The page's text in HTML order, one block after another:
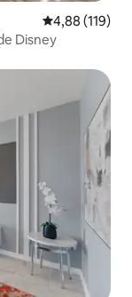
Note
4,88 (119)
Disney